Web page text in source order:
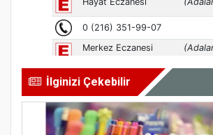
İlginizi Çekebilir